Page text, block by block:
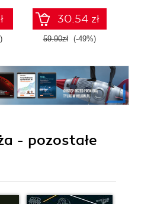
30.54 zł
59.90zł (-49%)
- pozostałe